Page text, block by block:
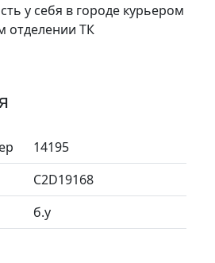
у себя в городе курьером
отделении ТК
14195
C2D19168
б.у